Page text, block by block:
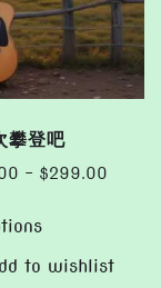
攀登吧
– $299.00
has
to wishlist